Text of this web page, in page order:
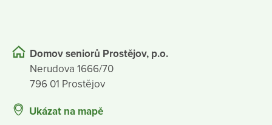
Domov seniorů Prostějov, p.o.
Nerudova 1666/70
796 01 Prostějov
Ukázat na mapě